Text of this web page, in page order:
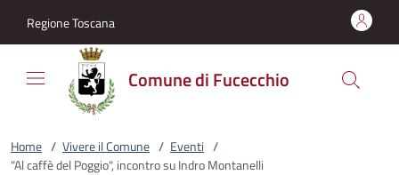
Regione Toscana
Comune di Fucecchio
Home / Vivere il Comune / Eventi /
"Al caffè del Poggio", incontro su Indro Montanelli